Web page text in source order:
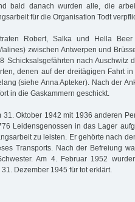
bald danach wurden alle, die
für die Organisation Todt
Robert, Salka und Hella
zwischen Antwerpen und
Schicksalsgefährten nach Auschwitz
denen auf der dreitägigen Fahrt
(siehe Anna Apteker). Nach der
in die Gaskammern geschickt.
Oktober 1942 mit 1936 anderen
Leidensgenossen in das Lager
zu leisten. Er gehörte nach
Transports. Nach der Befreiung
Am 4. Februar 1952
Dezember 1945 für tot erklärt.